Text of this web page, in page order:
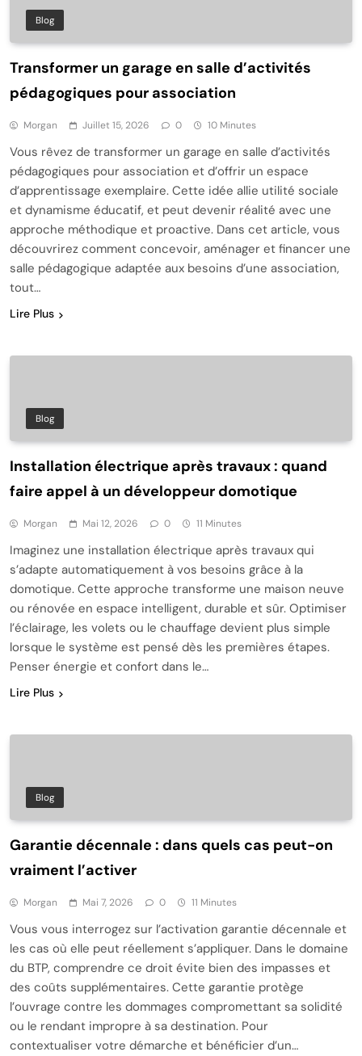
Blog
Transformer un garage en salle d’activités
pédagogiques pour association
Morgan Juillet 15, 2026 0 10 Minutes
Vous rêvez de transformer un garage en salle d’activités
pédagogiques pour association et d’offrir un espace
d’apprentissage exemplaire. Cette idée allie utilité sociale
et dynamisme éducatif, et peut devenir réalité avec une
approche méthodique et proactive. Dans cet article, vous
découvrirez comment concevoir, aménager et financer une
salle pédagogique adaptée aux besoins d’une association,
tout…
Lire Plus
Blog
Installation électrique après travaux : quand
faire appel à un développeur domotique
Morgan Mai 12, 2026 0 11 Minutes
Imaginez une installation électrique après travaux qui
s’adapte automatiquement à vos besoins grâce à la
domotique. Cette approche transforme une maison neuve
ou rénovée en espace intelligent, durable et sûr. Optimiser
l’éclairage, les volets ou le chauffage devient plus simple
lorsque le système est pensé dès les premières étapes.
Penser énergie et confort dans le…
Lire Plus
Blog
Garantie décennale : dans quels cas peut-on
vraiment l’activer
Morgan Mai 7, 2026 0 11 Minutes
Vous vous interrogez sur l’activation garantie décennale et
les cas où elle peut réellement s’appliquer. Dans le domaine
du BTP, comprendre ce droit évite bien des impasses et
des coûts supplémentaires. Cette garantie protège
l’ouvrage contre les dommages compromettant sa solidité
ou le rendant impropre à sa destination. Pour
contextualiser votre démarche et bénéficier d’un…